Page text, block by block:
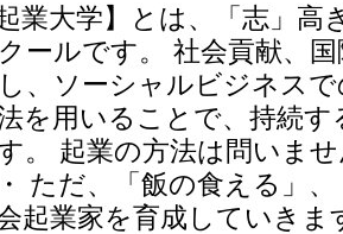
起業大学】とは、「志」
ールです。 社会貢献、
、ソーシャルビジネス
を用いることで、持続
。 起業の方法は問いま
ただ、「飯の食える」
起業家を育成していきま